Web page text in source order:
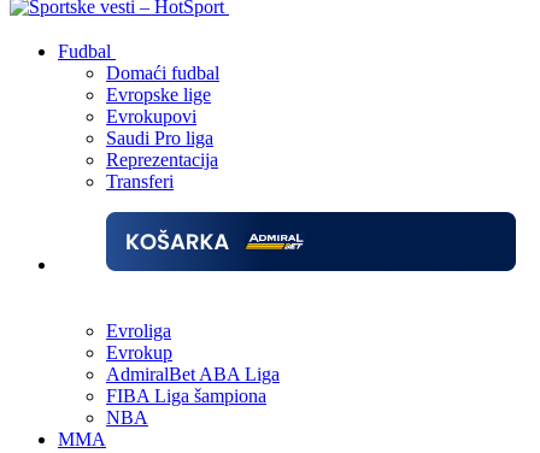
Fudbal
Domaći fudbal
Evropske lige
Evrokupovi
Saudi Pro liga
Reprezentacija
Transferi
Evroliga
Evrokup
AdmiralBet ABA Liga
FIBA Liga šampiona
NBA
MMA